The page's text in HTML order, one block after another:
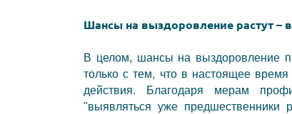
Шансы на выздоровление растут –
В целом, шансы на выздоровление
только с тем, что в настоящее
действия. Благодаря мерам
"выявляться уже предшественники